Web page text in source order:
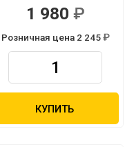
1 980
Розничная цена 2 245
КУПИТЬ